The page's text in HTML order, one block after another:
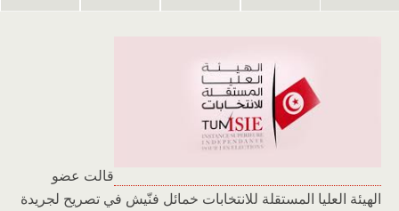
قالت عضو
الهيئة العليا المستقلة للانتخابات خمائل فنّيش في تصريح لجريدة